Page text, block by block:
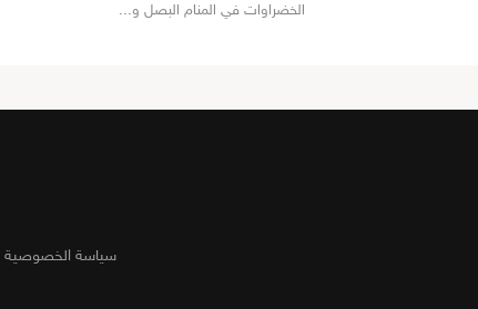
الخضراوات في المنام البصل و...
سياسة الخصوصية